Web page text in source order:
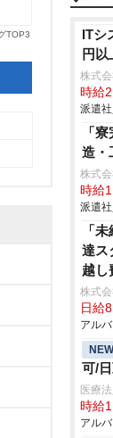
TOP3
ITシ
円
株式
時給
派遣
「
造・
株式
時給
派遣
「
達ス
越し
株式
日給
アル
NEW
可/
医療
時給
アル